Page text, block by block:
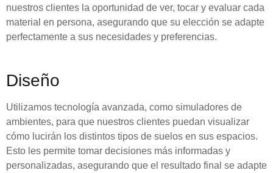
nuestros clientes la oportunidad de ver, tocar y evaluar cada
material en persona, asegurando que su elección se adapte
perfectamente a sus necesidades y preferencias.
Diseño
Utilizamos tecnología avanzada, como simuladores de
ambientes, para que nuestros clientes puedan visualizar
cómo lucirán los distintos tipos de suelos en sus espacios.
Esto les permite tomar decisiones más informadas y
personalizadas, asegurando que el resultado final se adapte